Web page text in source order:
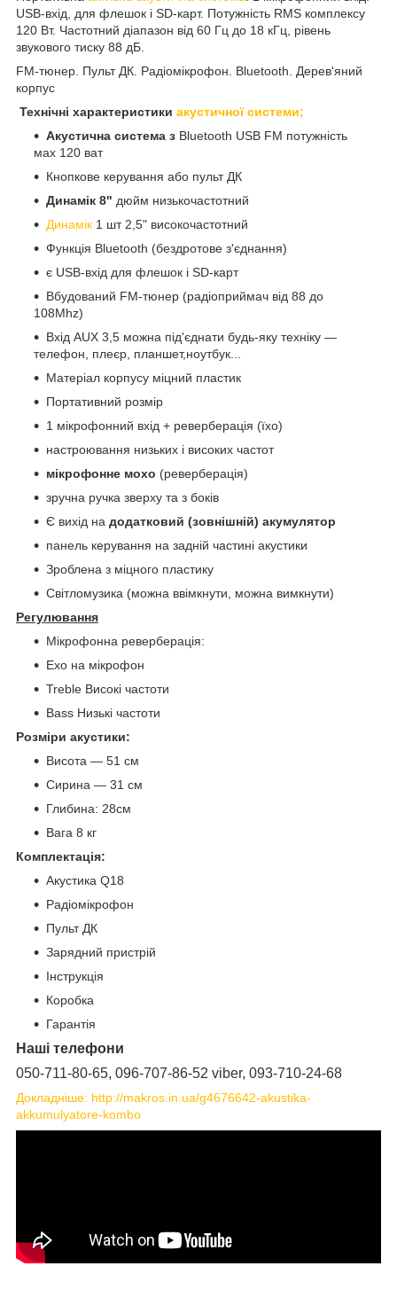
USB-вхід, для флешок і SD-карт. Потужність RMS комплексу
120 Вт. Частотний діапазон від 60 Гц до 18 кГц, рівень
звукового тиску 88 дБ.
FM-тюнер. Пульт ДК. Радіомікрофон. Bluetooth. Дерев'яний
корпус
Технічні характеристики акустичної системи;
Акустична система з Bluetooth USB FM потужність
мах 120 ват
Кнопкове керування або пульт ДК
Динамік 8" дюйм низькочастотний
Динамік 1 шт 2,5" високочастотний
Функція Bluetooth (бездротове з'єднання)
є USB-вхід для флешок і SD-карт
Вбудований FM-тюнер (радіоприймач від 88 до
108Мhz)
Вхід AUX 3,5 можна під'єднати будь-яку техніку —
телефон, плеєр, планшет,ноутбук...
Матеріал корпусу міцний пластик
Портативний розмір
1 мікрофонний вхід + реверберація (їхо)
настроювання низьких і високих частот
мікрофонне мохо (реверберація)
зручна ручка зверху та з боків
Є вихід на додатковий (зовнішній) акумулятор
панель керування на задній частині акустики
Зроблена з міцного пластику
Світломузика (можна ввімкнути, можна вимкнути)
Регулювання
Мікрофонна реверберація:
Ехо на мікрофон
Treble Високі частоти
Bass Низькі частоти
Розміри акустики:
Висота — 51 см
Сирина — 31 см
Глибина: 28см
Вага 8 кг
Комплектація:
Акустика Q18
Радіомікрофон
Пульт ДК
Зарядний пристрій
Інструкція
Коробка
Гарантія
Наші телефони
050-711-80-65, 096-707-86-52 viber, 093-710-24-68
Докладніше: http://makros.in.ua/g4676642-akustika-
akkumulyatore-kombo